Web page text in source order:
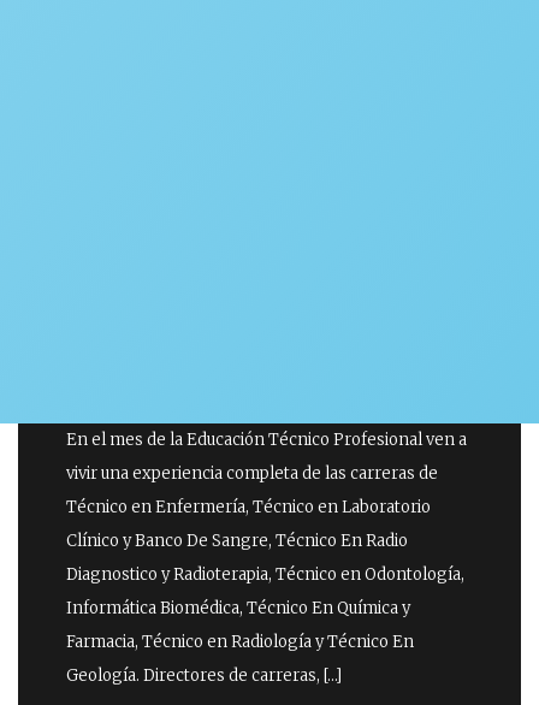
En el mes de la Educación Técnico Profesional ven a
vivir una experiencia completa de las carreras de
Técnico en Enfermería, Técnico en Laboratorio
Clínico y Banco De Sangre, Técnico En Radio
Diagnostico y Radioterapia, Técnico en Odontología,
Informática Biomédica, Técnico En Química y
Farmacia, Técnico en Radiología y Técnico En
Geología. Directores de carreras, […]